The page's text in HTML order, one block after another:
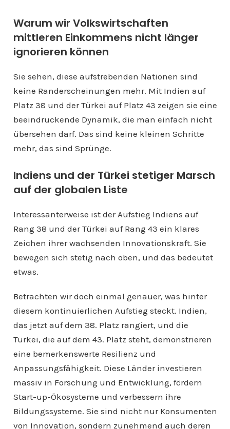
Warum wir Volkswirtschaften
mittleren Einkommens nicht länger
ignorieren können
Sie sehen, diese aufstrebenden Nationen sind
keine Randerscheinungen mehr. Mit Indien auf
Platz 38 und der Türkei auf Platz 43 zeigen sie eine
beeindruckende Dynamik, die man einfach nicht
übersehen darf. Das sind keine kleinen Schritte
mehr, das sind Sprünge.
Indiens und der Türkei stetiger Marsch
auf der globalen Liste
Interessanterweise ist der Aufstieg Indiens auf
Rang 38 und der Türkei auf Rang 43 ein klares
Zeichen ihrer wachsenden Innovationskraft. Sie
bewegen sich stetig nach oben, und das bedeutet
etwas.
Betrachten wir doch einmal genauer, was hinter
diesem kontinuierlichen Aufstieg steckt. Indien,
das jetzt auf dem 38. Platz rangiert, und die
Türkei, die auf dem 43. Platz steht, demonstrieren
eine bemerkenswerte Resilienz und
Anpassungsfähigkeit. Diese Länder investieren
massiv in Forschung und Entwicklung, fördern
Start-up-Ökosysteme und verbessern ihre
Bildungssysteme. Sie sind nicht nur Konsumenten
von Innovation, sondern zunehmend auch deren